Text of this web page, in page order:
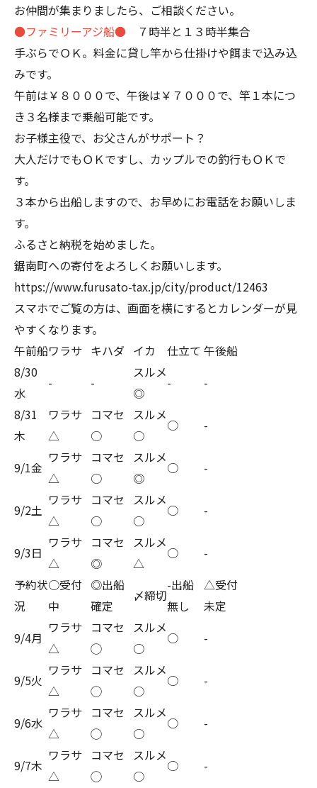
お仲間が集まりましたら、ご相談ください。
●ファミリーアジ船● ７時半と１３時半集合
手ぶらでＯＫ。料金に貸し竿から仕掛けや餌まで込み込
みです。
午前は￥８０００で、午後は￥７０００で、竿１本につ
き３名様まで乗船可能です。
お子様主役で、お父さんがサポート？
大人だけでもＯＫですし、カップルでの釣行もＯＫで
す。
３本から出船しますので、お早めにお電話をお願いしま
す。
ふるさと納税を始めました。
鋸南町への寄付をよろしくお願いします。
https://www.furusato-tax.jp/city/product/12463
スマホでご覧の方は、画面を横にするとカレンダーが見
やすくなります。
午前船ワラサ キハダ イカ 仕立て 午後船
8/30
水
- -
スルメ
◎
-
-
8/31
木
ワラサ
△
コマセ
○
スルメ
○
○ -
9/1金
ワラサ
△
コマセ
○
スルメ
◎
○ -
9/2土
ワラサ
△
コマセ
○
スルメ
○
○ -
9/3日
ワラサ
△
コマセ
◎
スルメ
△
○
-
予約状
況
○受付
中
◎出船
確定
〆締切
-出船
無し
△受付
未定
9/4月
ワラサ
△
コマセ
◯
スルメ
○
○ -
9/5火
ワラサ
△
コマセ
◯
スルメ
○
○ -
9/6水
ワラサ
△
コマセ
◯
スルメ
○
○ -
9/7木
ワラサ
△
コマセ
◯
スルメ
○
○ -